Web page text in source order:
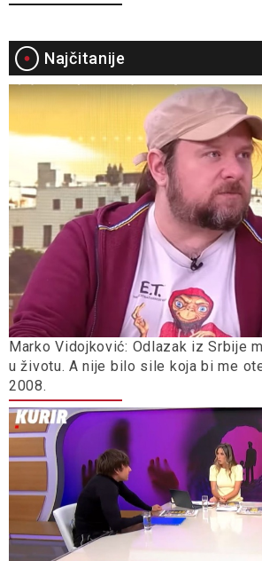
Najčitanije
Marko Vidojković: Odlazak iz Srbije
u životu. A nije bilo sile koja bi me
2008.